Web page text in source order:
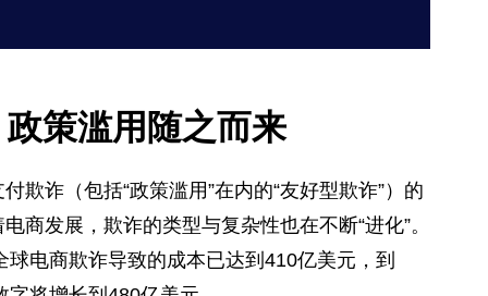
策滥用随之而来
欺诈（包括“政策滥用”在内的“友好型欺诈”）的
商发展，欺诈的类型与复杂性也在不断“进化”。
球电商欺诈导致的成本已达到410亿美元，到